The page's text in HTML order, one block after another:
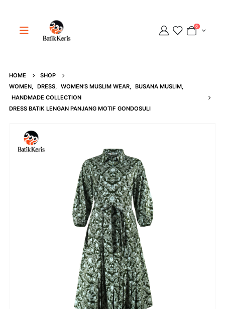
0
HOME
SHOP
WOMEN, DRESS, WOMEN’S MUSLIM WEAR, BUSANA MUSLIM,
HANDMADE COLLECTION
DRESS BATIK LENGAN PANJANG MOTIF GONDOSULI
Adipati
Online